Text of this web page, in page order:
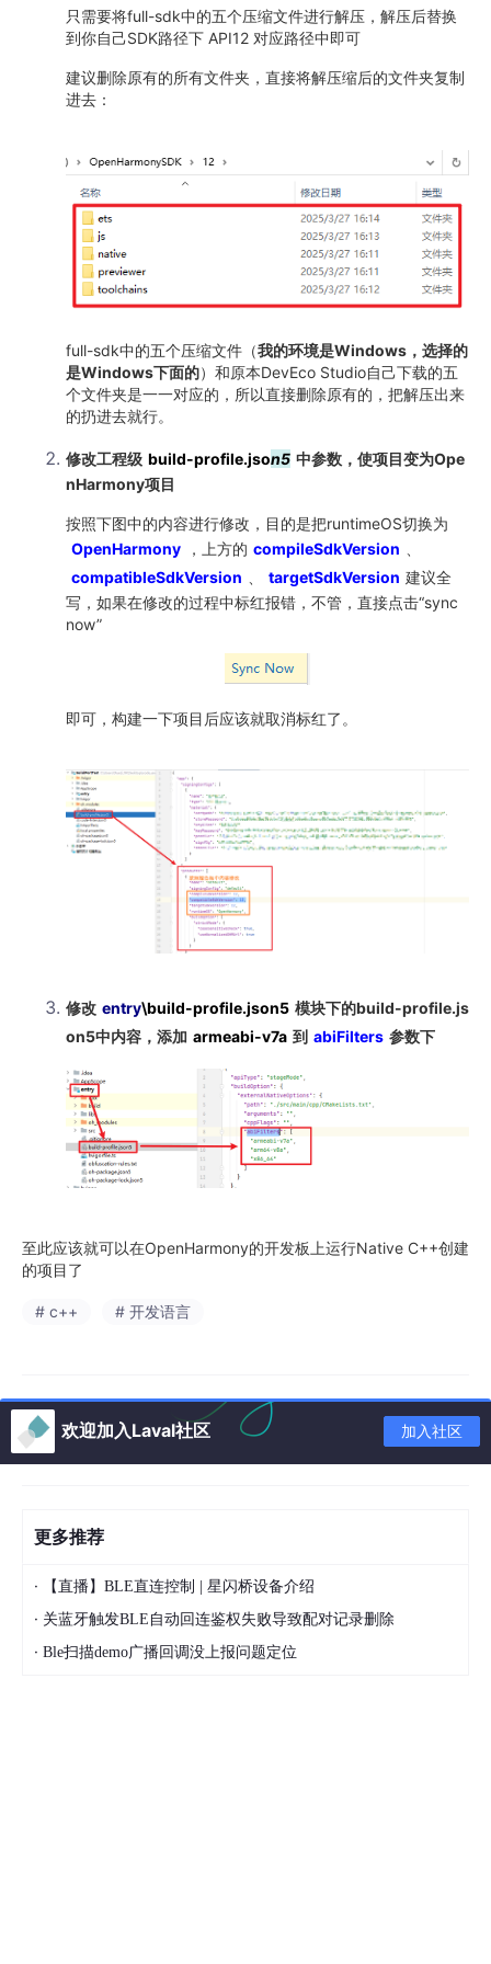
只需要将full-sdk中的五个压缩文件进行解压，解压后替换
到你自己SDK路径下 API12 对应路径中即可
建议删除原有的所有文件夹，直接将解压缩后的文件夹复制
进去：
full-sdk中的五个压缩文件（我的环境是Windows，选择的
是Windows下面的）和原本DevEco Studio自己下载的五
个文件夹是一一对应的，所以直接删除原有的，把解压出来
的扔进去就行。
修改工程级 build-profile.json5 中参数，使项目变为Ope
nHarmony项目
按照下图中的内容进行修改，目的是把runtimeOS切换为
OpenHarmony
，上方的 compileSdkVersion
compatibleSdkVersion
targetSdkVersion 建议全
写，如果在修改的过程中标红报错，不管，直接点击“sync
now”
即可，构建一下项目后应该就取消标红了。
修改 entry\build-profile.json5 模块下的build-profile.js
on5中内容，添加 armeabi-v7a 到 abiFilters 参数下
至此应该就可以在OpenHarmony的开发板上运行Native C++创建
的项目了
# c++ # 开发语言
欢迎加入Laval社区 加入社区
更多推荐
· 【直播】BLE直连控制 | 星闪桥设备介绍
· 关蓝牙触发BLE自动回连鉴权失败导致配对记录删除
· Ble扫描demo广播回调没上报问题定位